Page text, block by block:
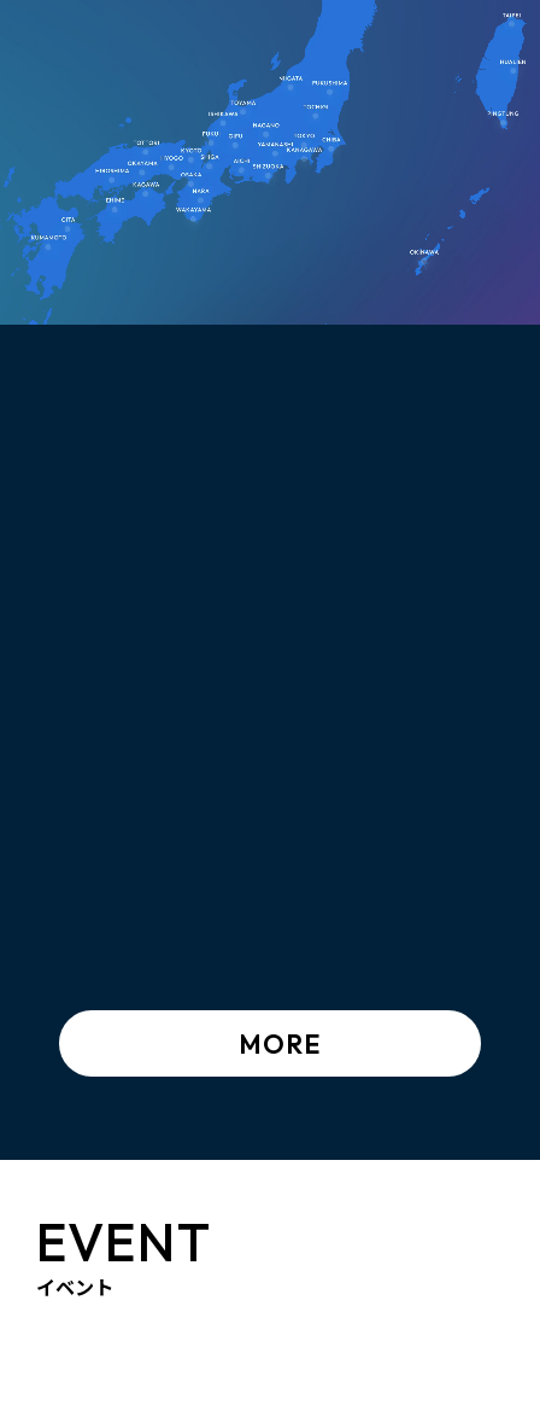
MORE
EVENT
イベント